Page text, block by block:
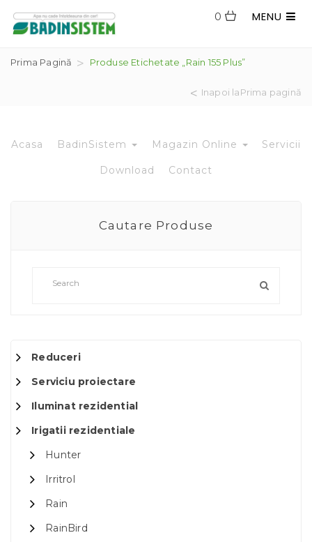
MENU
0
Prima Pagină Produse Etichetate „Rain 155 Plus”
Inapoi laPrima pagină
Acasa BadinSistem Magazin Online Servicii
Download Contact
Cautare Produse
Reduceri
Serviciu proiectare
Iluminat rezidential
Irigatii rezidentiale
Hunter
Irritrol
Rain
RainBird